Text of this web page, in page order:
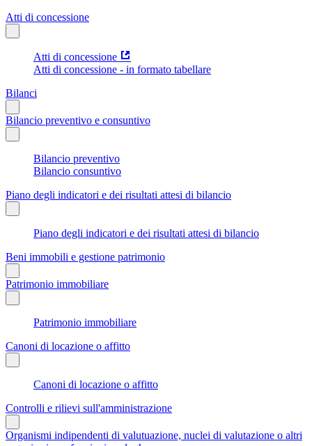
Atti di concessione
Atti di concessione
Atti di concessione - in formato tabellare
Bilanci
Bilancio preventivo e consuntivo
Bilancio preventivo
Bilancio consuntivo
Piano degli indicatori e dei risultati attesi di bilancio
Piano degli indicatori e dei risultati attesi di bilancio
Beni immobili e gestione patrimonio
Patrimonio immobiliare
Patrimonio immobiliare
Canoni di locazione o affitto
Canoni di locazione o affitto
Controlli e rilievi sull'amministrazione
Organismi indipendenti di valutuazione, nuclei di valutazione o altri